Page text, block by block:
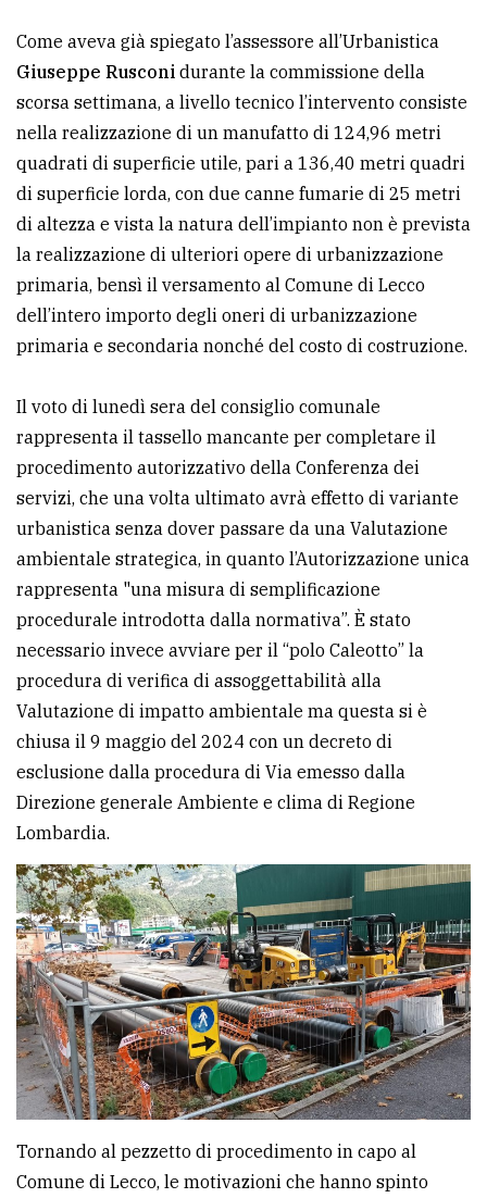
Come aveva già spiegato l’assessore all’Urbanistica
Giuseppe Rusconi durante la commissione della
scorsa settimana, a livello tecnico l’intervento consiste
nella realizzazione di un manufatto di 124,96 metri
quadrati di superficie utile, pari a 136,40 metri quadri
di superficie lorda, con due canne fumarie di 25 metri
di altezza e vista la natura dell’impianto non è prevista
la realizzazione di ulteriori opere di urbanizzazione
primaria, bensì il versamento al Comune di Lecco
dell’intero importo degli oneri di urbanizzazione
primaria e secondaria nonché del costo di costruzione.
Il voto di lunedì sera del consiglio comunale
rappresenta il tassello mancante per completare il
procedimento autorizzativo della Conferenza dei
servizi, che una volta ultimato avrà effetto di variante
urbanistica senza dover passare da una Valutazione
ambientale strategica, in quanto l’Autorizzazione unica
rappresenta "una misura di semplificazione
procedurale introdotta dalla normativa”. È stato
necessario invece avviare per il “polo Caleotto” la
procedura di verifica di assoggettabilità alla
Valutazione di impatto ambientale ma questa si è
chiusa il 9 maggio del 2024 con un decreto di
esclusione dalla procedura di Via emesso dalla
Direzione generale Ambiente e clima di Regione
Lombardia.
Tornando al pezzetto di procedimento in capo al
Comune di Lecco, le motivazioni che hanno spinto